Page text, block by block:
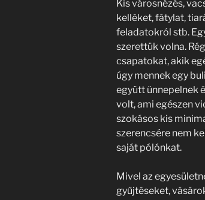
Kis városnézés,
kelléket, fátylat,
feladatokról stb.
szerettük volna.
csapatokat, akik
úgy mennek egy
együtt ünnepelnek
volt, ami egészen
szokásos kis
szerencsére nem
saját pólónkat.
Mivel az
gyűjtéseket,